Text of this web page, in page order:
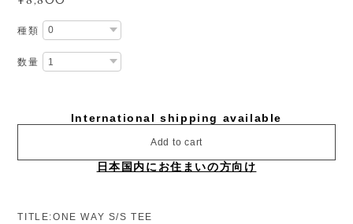
種類
数量
International shipping available
Add to cart
日本国内にお住まいの方向け
TITLE:ONE WAY S/S TEE